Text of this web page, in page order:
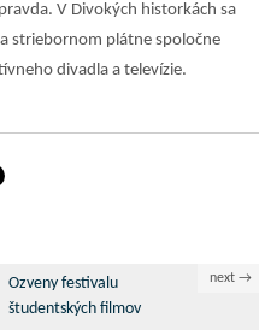
V Divokých historkách sa
striebornom plátne spoločne
divadla a televízie.
next →
Ozveny festivalu
študentských filmov